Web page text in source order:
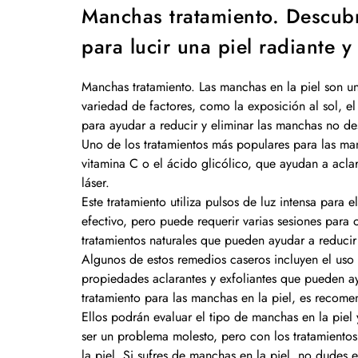
Manchas tratamiento.
para lucir una piel radiante
Manchas tratamiento. Las manchas en la piel son
variedad de factores, como la exposición al sol,
para ayudar a reducir y eliminar las manchas no
Uno de los tratamientos más populares para las
vitamina C o el ácido glicólico, que ayudan a
láser.
Este tratamiento utiliza pulsos de luz intensa para
efectivo, pero puede requerir varias sesiones
tratamientos naturales que pueden ayudar a
Algunos de estos remedios caseros incluyen el
propiedades aclarantes y exfoliantes que pueden
tratamiento para las manchas en la piel, es
Ellos podrán evaluar el tipo de manchas en la
ser un problema molesto, pero con los